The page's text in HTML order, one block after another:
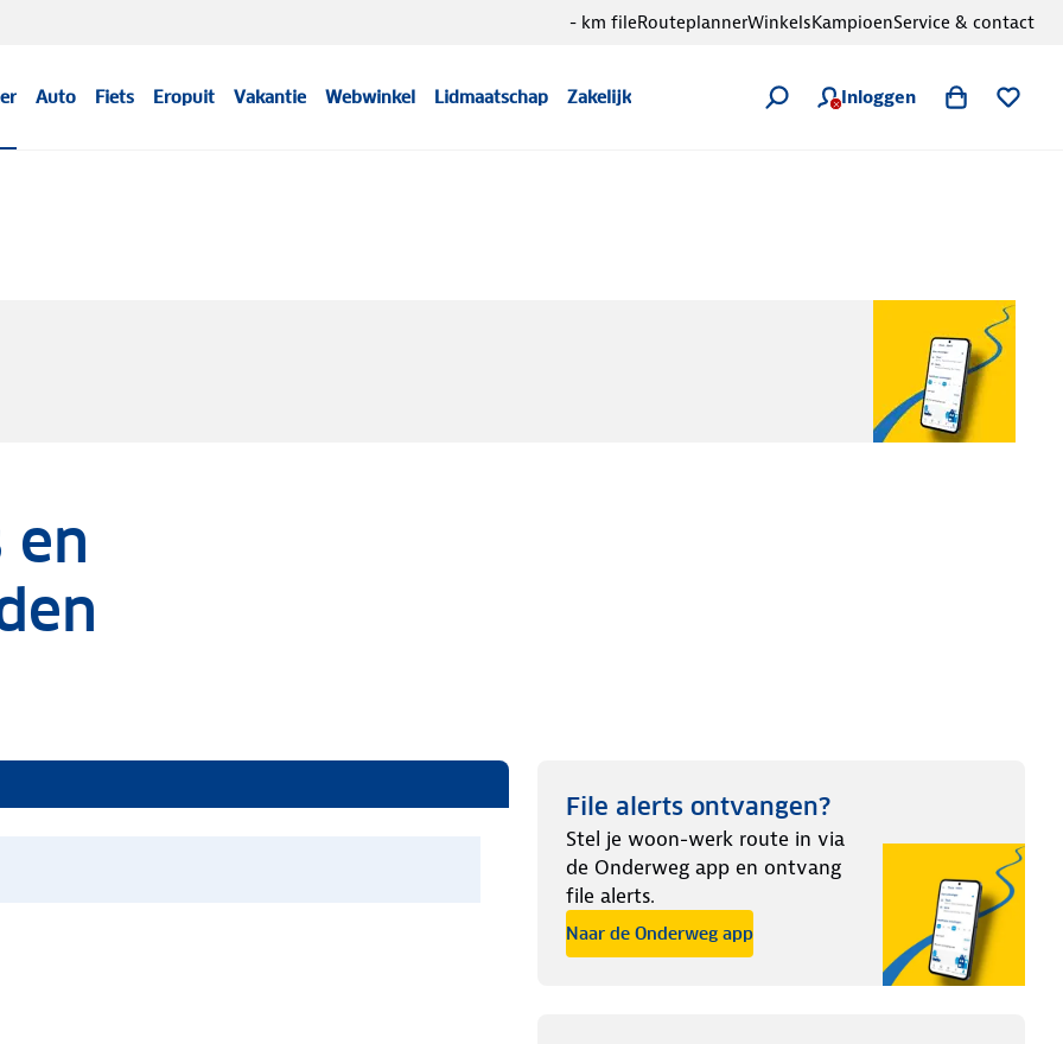
Auto Fiets Eropuit Vakantie Webwinkel Lidmaatschap Zakelijk Inloggen
- km fileRouteplannerWinkelsKampioenService & contact
en
File alerts ontvangen?
Stel je woon-werk route in via
de Onderweg app en ontvang
file alerts.
Naar de Onderweg app